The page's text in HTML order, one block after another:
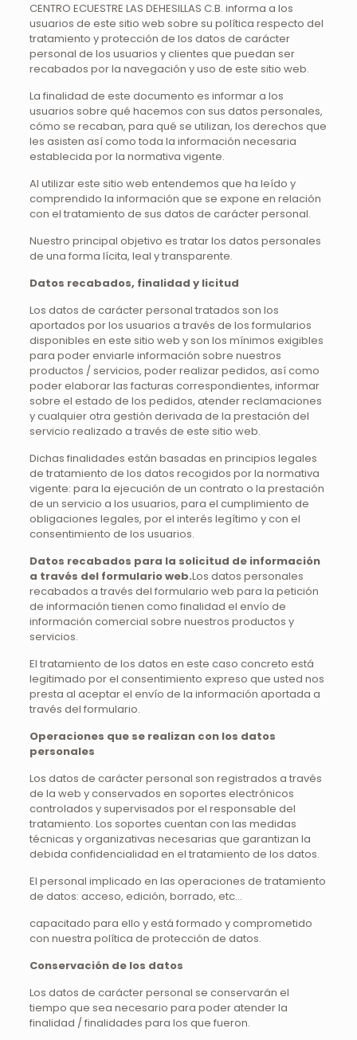
CENTRO ECUESTRE LAS DEHESILLAS C.B. informa a los
usuarios de este sitio web sobre su política respecto del
tratamiento y protección de los datos de carácter
personal de los usuarios y clientes que puedan ser
recabados por la navegación y uso de este sitio web.
La finalidad de este documento es informar a los
usuarios sobre qué hacemos con sus datos personales,
cómo se recaban, para qué se utilizan, los derechos que
les asisten así como toda la información necesaria
establecida por la normativa vigente.
Al utilizar este sitio web entendemos que ha leído y
comprendido la información que se expone en relación
con el tratamiento de sus datos de carácter personal.
Nuestro principal objetivo es tratar los datos personales
de una forma lícita, leal y transparente.
Datos recabados, finalidad y licitud
Los datos de carácter personal tratados son los
aportados por los usuarios a través de los formularios
disponibles en este sitio web y son los mínimos exigibles
para poder enviarle información sobre nuestros
productos / servicios, poder realizar pedidos, así como
poder elaborar las facturas correspondientes, informar
sobre el estado de los pedidos, atender reclamaciones
y cualquier otra gestión derivada de la prestación del
servicio realizado a través de este sitio web.
Dichas finalidades están basadas en principios legales
de tratamiento de los datos recogidos por la normativa
vigente: para la ejecución de un contrato o la prestación
de un servicio a los usuarios, para el cumplimiento de
obligaciones legales, por el interés legítimo y con el
consentimiento de los usuarios.
Datos recabados para la solicitud de información
a través del formulario web.Los datos personales
recabados a través del formulario web para la petición
de información tienen como finalidad el envío de
información comercial sobre nuestros productos y
servicios.
El tratamiento de los datos en este caso concreto está
legitimado por el consentimiento expreso que usted nos
presta al aceptar el envío de la información aportada a
través del formulario.
Operaciones que se realizan con los datos
personales
Los datos de carácter personal son registrados a través
de la web y conservados en soportes electrónicos
controlados y supervisados por el responsable del
tratamiento. Los soportes cuentan con las medidas
técnicas y organizativas necesarias que garantizan la
debida confidencialidad en el tratamiento de los datos.
El personal implicado en las operaciones de tratamiento
de datos: acceso, edición, borrado, etc…
capacitado para ello y está formado y comprometido
con nuestra política de protección de datos.
Conservación de los datos
Los datos de carácter personal se conservarán el
tiempo que sea necesario para poder atender la
finalidad / finalidades para los que fueron.